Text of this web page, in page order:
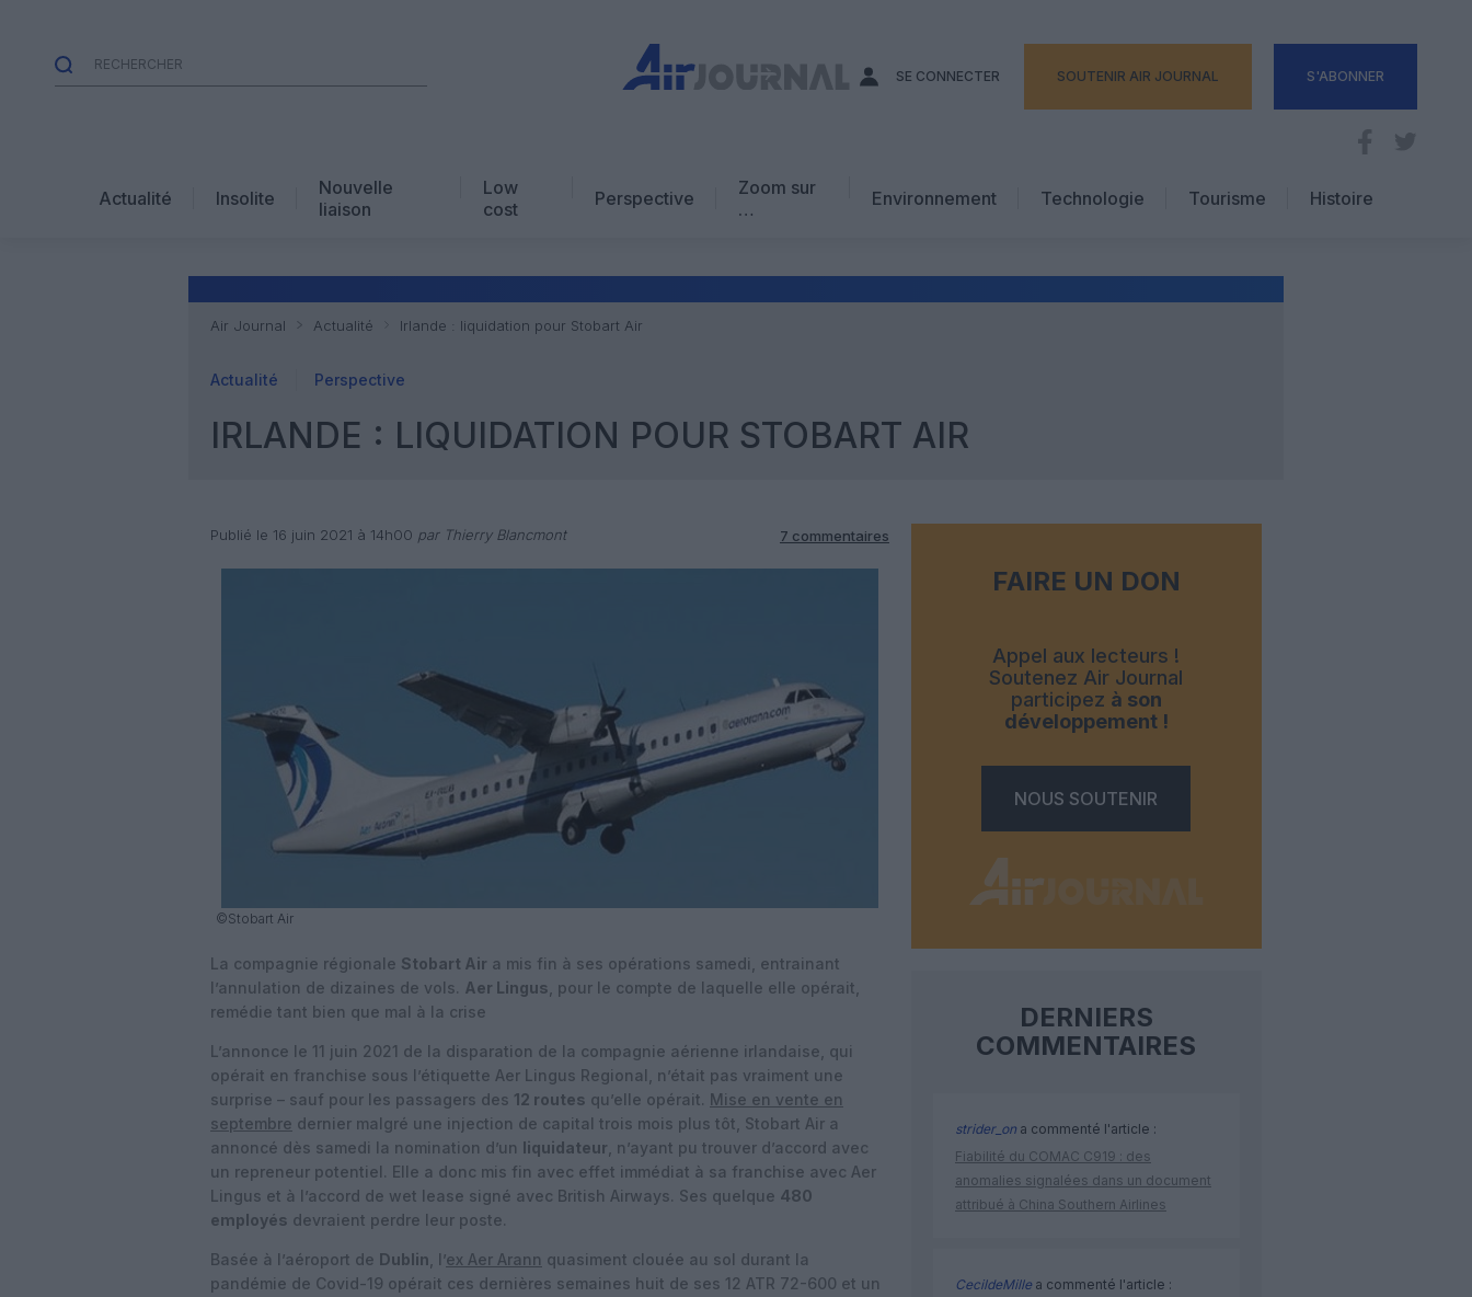
SE CONNECTER SOUTENIR AIR JOURNAL S'ABONNER
Actualité Insolite
Nouvelle
liaison
Low
cost
Perspective
Zoom sur
…
Environnement Technologie
Tourisme
Hôtellerie
Histoire
Air Journal Actualité Irlande : liquidation pour Stobart Air
Actualité Perspective
IRLANDE : LIQUIDATION POUR STOBART AIR
Publié le 16 juin 2021 à 14h00 par Thierry Blancmont 7 commentaires
©Stobart Air
La compagnie régionale Stobart Air a mis fin à ses opérations samedi, entrainant
l’annulation de dizaines de vols. Aer Lingus , pour le compte de laquelle elle opérait,
remédie tant bien que mal à la crise
L’annonce le 11 juin 2021 de la disparation de la compagnie aérienne irlandaise, qui
opérait en franchise sous l’étiquette Aer Lingus Regional, n’était pas vraiment une
surprise – sauf pour les passagers des 12 routes qu’elle opérait. Mise en vente en
septembre dernier malgré une injection de capital trois mois plus tôt, Stobart Air a
annoncé dès samedi la nomination d’un liquidateur , n’ayant pu trouver d’accord avec
un repreneur potentiel. Elle a donc mis fin avec effet immédiat à sa franchise avec Aer
Lingus et à l’accord de wet lease signé avec British Airways. Ses quelque 480
employés devraient perdre leur poste.
Basée à l’aéroport de Dublin , l’ex Aer Arann quasiment clouée au sol durant la
pandémie de Covid-19 opérait ces dernières semaines huit de ses 12 ATR 72-600 et un
FAIRE UN DON
Appel aux lecteurs !
Soutenez Air Journal
participez à son
développement !
NOUS SOUTENIR
DERNIERS
COMMENTAIRES
strider_on a commenté l'article :
Fiabilité du COMAC C919 : des
anomalies signalées dans un document
attribué à China Southern Airlines
CecildeMillea commenté l'article :